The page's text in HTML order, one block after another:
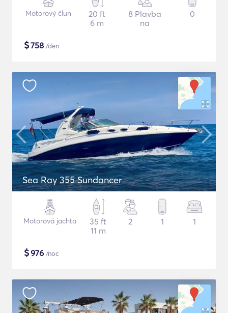
Motorový člun
20 ft
6 m
8 Plavba
na
0
$758 /den
Sea Ray 355 Sundancer
Motorová jachta
35 ft
11 m
2 1 1
$976 /noc